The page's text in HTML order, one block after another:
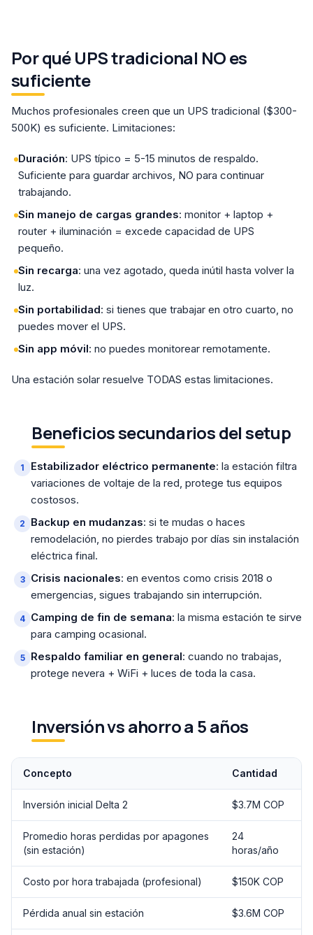
Por qué UPS tradicional NO es
suficiente
Muchos profesionales creen que un UPS tradicional ($300-
500K) es suficiente. Limitaciones:
Duración: UPS típico = 5-15 minutos de respaldo.
Suficiente para guardar archivos, NO para continuar
trabajando.
Sin manejo de cargas grandes: monitor + laptop +
router + iluminación = excede capacidad de UPS
pequeño.
Sin recarga: una vez agotado, queda inútil hasta volver la
luz.
Sin portabilidad: si tienes que trabajar en otro cuarto, no
puedes mover el UPS.
Sin app móvil: no puedes monitorear remotamente.
Una estación solar resuelve TODAS estas limitaciones.
Beneficios secundarios del setup
Estabilizador eléctrico permanente: la estación filtra
variaciones de voltaje de la red, protege tus equipos
costosos.
Backup en mudanzas: si te mudas o haces
remodelación, no pierdes trabajo por días sin instalación
eléctrica final.
Crisis nacionales: en eventos como crisis 2018 o
emergencias, sigues trabajando sin interrupción.
Camping de fin de semana: la misma estación te sirve
para camping ocasional.
Respaldo familiar en general: cuando no trabajas,
protege nevera + WiFi + luces de toda la casa.
Inversión vs ahorro a 5 años
Concepto Cantidad
Inversión inicial Delta 2 $3.7M COP
Promedio horas perdidas por apagones
(sin estación)
24
horas/año
Costo por hora trabajada (profesional) $150K COP
Pérdida anual sin estación $3.6M COP